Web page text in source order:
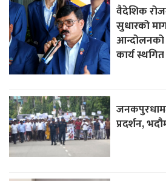
वैदेशिक
सुधारको
आन्दोलनको
कार्य स्थगित
प्रदर्शन,